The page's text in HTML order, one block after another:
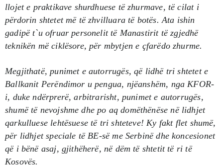
llojet e praktikave shurdhuese të zhurmave, të cilat i
përdorin shtetet më të zhvilluara të botës. Ata ishin
gadipë t`u ofruar personelit të Manastirit të zgjedhë
teknikën më ciklësore, për mbytjen e çfarëdo zhurme.
Megjithatë, punimet e autorrugës, që lidhë tri shtetet e
Ballkanit Perëndimor u pengua, njëanshëm, nga KFOR-
i, duke ndërprerë, arbitrarisht, punimet e autorrugës,
shumë të nevojshme dhe po aq domëthënëse në lidhjet
qarkulluese lehtësuese të tri shteteve! Ky fakt flet shumë,
për lidhjet speciale të BE-së me Serbinë dhe koncesionet
që i bënë asaj, gjithëherë, në dëm të shtetit të ri të
Kosovës.